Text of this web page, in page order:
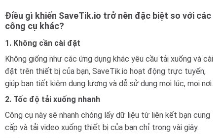
Điều gì khiến SaveTik.io trở nên đặc biệt so với các
công cụ khác?
1. Không cần cài đặt
Không giống như các ứng dụng khác yêu cầu tải xuống và cài
đặt trên thiết bị của bạn, SaveTik.io hoạt động trực tuyến,
giúp bạn tiết kiệm dung lượng và dễ sử dụng mọi lúc, mọi nơi.
2. Tốc độ tải xuống nhanh
Công cụ này sẽ nhanh chóng lấy dữ liệu từ liên kết bạn cung
cấp và tải video xuống thiết bị của bạn chỉ trong vài giây.